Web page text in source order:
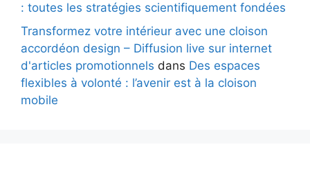
: toutes les stratégies scientifiquement fondées
Transformez votre intérieur avec une cloison
accordéon design – Diffusion live sur internet
d'articles promotionnels dans Des espaces
flexibles à volonté : l’avenir est à la cloison
mobile